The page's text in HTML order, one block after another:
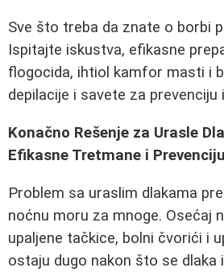
Sve što treba da znate o borbi
Ispitajte iskustva, efikasne
flogocida, ihtiol kamfor masti i
depilacije i savete za prevenciju
Konačno Rešenje za Urasle
Efikasne Tretmane i Prevenciju
Problem sa uraslim dlakama
noćnu moru za mnoge. Osećaj
upaljene tačkice, bolni čvorići i
ostaju dugo nakon što se dlaka